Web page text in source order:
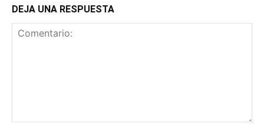
DEJA UNA RESPUESTA